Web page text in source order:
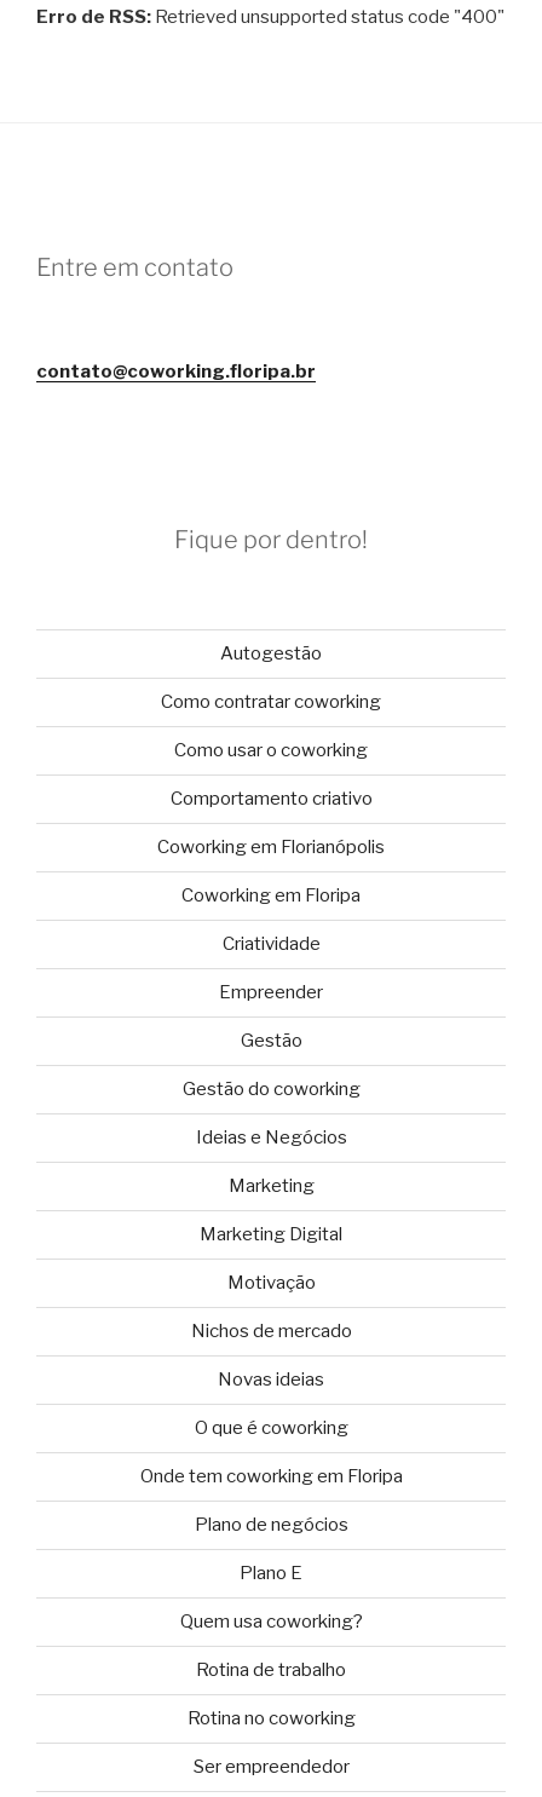
Erro de RSS: Retrieved unsupported status code "400"
Entre em contato
contato@coworking.floripa.br
Fique por dentro!
Autogestão
Como contratar coworking
Como usar o coworking
Comportamento criativo
Coworking em Florianópolis
Coworking em Floripa
Criatividade
Empreender
Gestão
Gestão do coworking
Ideias e Negócios
Marketing
Marketing Digital
Motivação
Nichos de mercado
Novas ideias
O que é coworking
Onde tem coworking em Floripa
Plano de negócios
Plano E
Quem usa coworking?
Rotina de trabalho
Rotina no coworking
Ser empreendedor